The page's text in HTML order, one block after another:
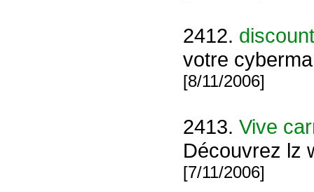
2412.
votre
[8/11/2006]
2413. Vive
Découvrez lz
[7/11/2006]